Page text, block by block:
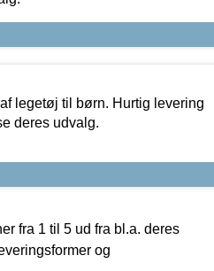
legetøj til børn. Hurtig levering
deres udvalg.
fra 1 til 5 ud fra bl.a. deres
og